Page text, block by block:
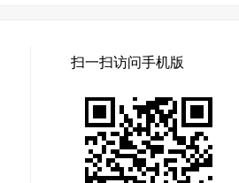
扫一扫访问手机版